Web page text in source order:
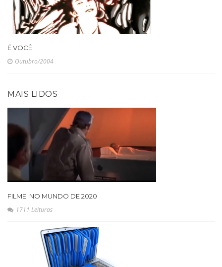
É VOCÊ
Outubro/2004
MAIS LIDOS
FILME: NO MUNDO DE 2020
1711 Leituras